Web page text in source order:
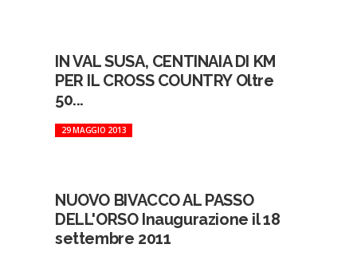
IN VAL SUSA, CENTINAIA DI KM
PER IL CROSS COUNTRY Oltre
50...
29 MAGGIO 2013
NUOVO BIVACCO AL PASSO
DELL'ORSO Inaugurazione il 18
settembre 2011